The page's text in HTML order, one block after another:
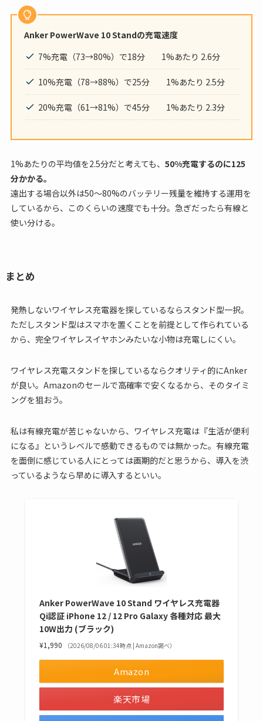
Anker PowerWave 10 Standの充電速度
7%充電（73→80%）で18分 1%あたり 2.6分
10%充電（78→88%）で25分 1%あたり 2.5分
20%充電（61→81%）で45分 1%あたり 2.3分
1%あたりの平均値を2.5分だと考えても、 50%充電するのに125
分かかる。
遠出する場合以外は50〜80%のバッテリー残量を維持する運用を
しているから、このくらいの速度でも十分。急ぎだったら有線と
使い分ける。
まとめ
発熱しないワイヤレス充電器を探しているならスタンド型一択。
ただしスタンド型はスマホを置くことを前提として作られている
から、完全ワイヤレスイヤホンみたいな小物は充電しにくい。
ワイヤレス充電スタンドを探しているならクオリティ的にAnker
が良い。Amazonのセールで高確率で安くなるから、そのタイミ
ングを狙おう。
私は有線充電が苦じゃないから、ワイヤレス充電は『生活が便利
になる』というレベルで感動できるものでは無かった。有線充電
を面倒に感じている人にとっては画期的だと思うから、導入を渋
っているようなら早めに導入するといい。
Anker PowerWave 10 Stand ワイヤレス充電器
Qi認証 iPhone 12 / 12 Pro Galaxy 各種対応 最大
10W出力 (ブラック)
¥1,990 （2026/08/06 01:34時点 | Amazon調べ）
Amazon
楽天市場